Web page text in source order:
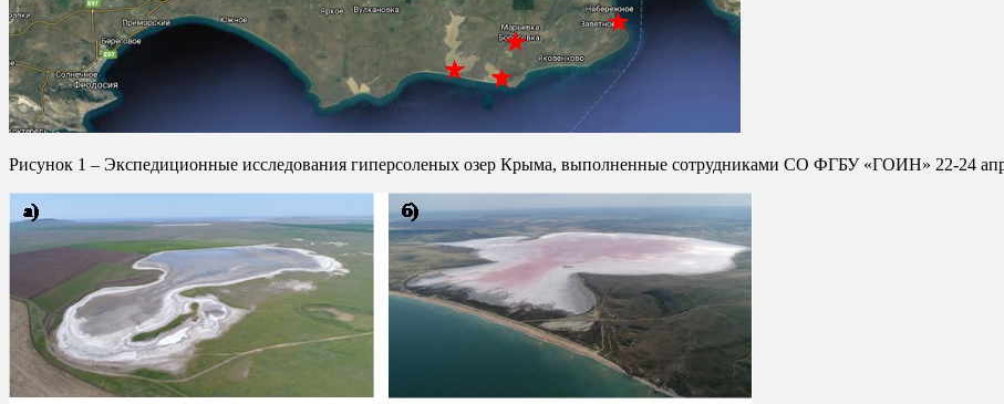
Рисунок 1 – Экспедиционные исследования гиперсоленых озер Крыма, выполненные сотрудниками СО ФГБУ «ГОИН» 22-24